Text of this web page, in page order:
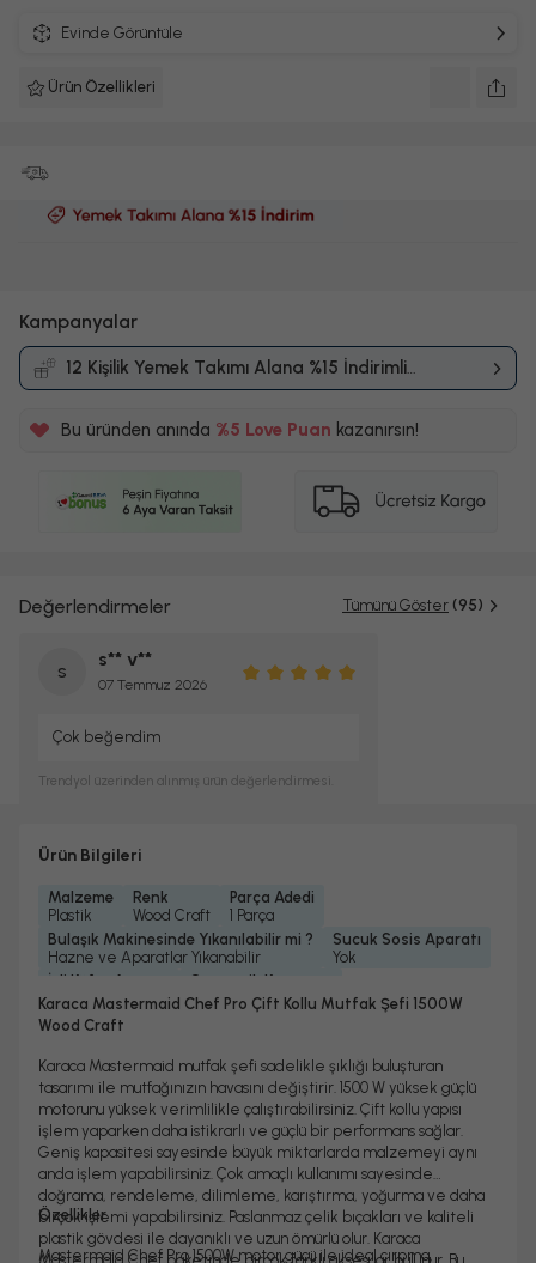
Evinde Görüntüle
Ürün Özellikleri
Kampanyalar
12 Kişilik Yemek Takımı Alana %15 İndirimli
Kampanyası
Bu üründen anında %5 Love Puan kazanırsın!
Değerlendirmeler Tümünü Göster (95)
s
s** v**
07 Temmuz 2026
Çok beğendim
Trendyol üzerinden alınmış ürün değerlendirmesi.
Ürün Bilgileri
Malzeme
Plastik
Renk
Wood Craft
Parça Adedi
1 Parça
Bulaşık Makinesinde Yıkanılabilir mi ?
Hazne ve Aparatlar Yıkanabilir
Sucuk Sosis Aparatı
Yok
İçli Köfte Aparatı
Yok
Otomatik Kapanma
Yok
Yedek Parça Temini Yapılır
Dişli Malzemesi
Metal
Gövde Malzemesi
Plastik
Karıştırıcı Malzemesi
Alüminyum
Hazne Kapasitesi
5 Lt
Turbo Fonksiyonu
Var
Hız Ayarı
6 Kademeli
Kablo Uzunluğu
1, 1 M
Model Özellik
Çift Kollu Stand Mikserler
Hazne Malzemesi
Paslanmaz Çelik
Karaca Mastermaid Chef Pro Çift Kollu Mutfak Şefi 1500W
Wood Craft
Karaca Mastermaid mutfak şefi sadelikle şıklığı buluşturan
tasarımı ile mutfağınızın havasını değiştirir. 1500 W yüksek güçlü
motorunu yüksek verimlilikle çalıştırabilirsiniz. Çift kollu yapısı
işlem yaparken daha istikrarlı ve güçlü bir performans sağlar.
Geniş kapasitesi sayesinde büyük miktarlarda malzemeyi aynı
anda işlem yapabilirsiniz. Çok amaçlı kullanımı sayesinde
doğrama, rendeleme, dilimleme, karıştırma, yoğurma ve daha
birçok işlemi yapabilirsiniz. Paslanmaz çelik bıçakları ve kaliteli
plastik gövdesi ile dayanıklı ve uzun ömürlü olur. Karaca
Özellikler
Mastermaid Chef Pro 1500W motor gücü ile ideal çırpma,